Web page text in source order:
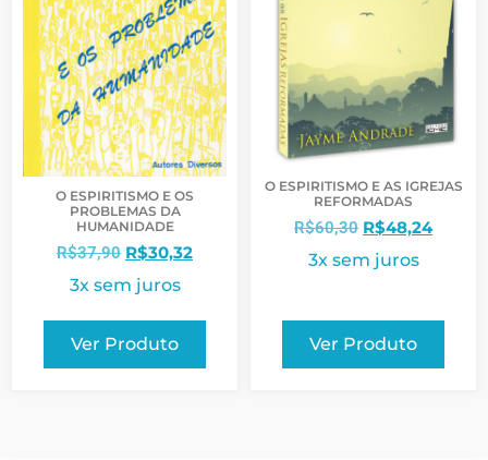
O ESPIRITISMO E OS
PROBLEMAS DA
HUMANIDADE
R$37,90 R$30,32
3x sem juros
Ver Produto
O ESPIRITISMO E AS IGREJAS
REFORMADAS
R$60,30 R$48,24
3x sem juros
Ver Produto